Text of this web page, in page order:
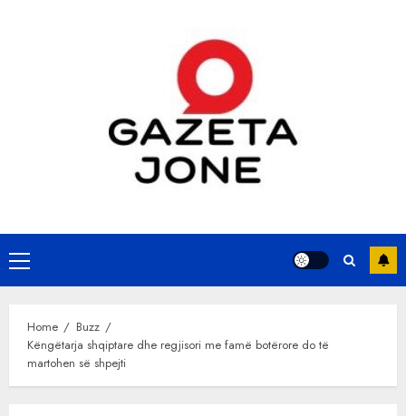
Primary
Menu
Home
Buzz
Këngëtarja shqiptare dhe regjisori me famë botërore do të
martohen së shpejti